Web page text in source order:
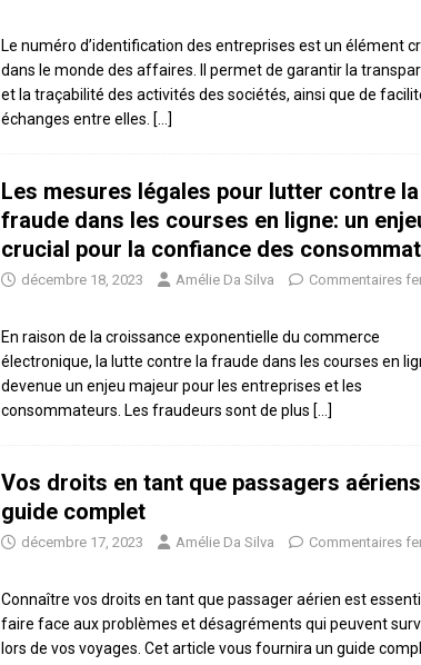
Le numéro d’identification des entreprises est un élément
dans le monde des affaires. Il permet de garantir la
et la traçabilité des activités des sociétés, ainsi que de
échanges entre elles. […]
Les mesures légales pour lutter contre la
fraude dans les courses en ligne: un
crucial pour la confiance des
décembre 18, 2023 Amélie Da Silva Commentaires
En raison de la croissance exponentielle du commerce
électronique, la lutte contre la fraude dans les courses en
devenue un enjeu majeur pour les entreprises et les
consommateurs. Les fraudeurs sont de plus […]
Vos droits en tant que passagers
guide complet
décembre 17, 2023 Amélie Da Silva Commentaires
Connaître vos droits en tant que passager aérien est
faire face aux problèmes et désagréments qui peuvent
lors de vos voyages. Cet article vous fournira un guide